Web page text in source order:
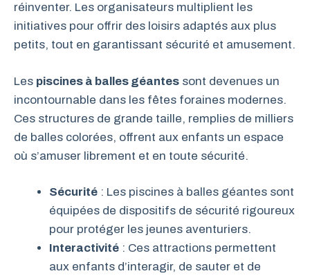
réinventer. Les organisateurs multiplient les
initiatives pour offrir des loisirs adaptés aux plus
petits, tout en garantissant sécurité et amusement.
Les piscines à balles géantes sont devenues un
incontournable dans les fêtes foraines modernes.
Ces structures de grande taille, remplies de milliers
de balles colorées, offrent aux enfants un espace
où s’amuser librement et en toute sécurité.
Sécurité : Les piscines à balles géantes sont
équipées de dispositifs de sécurité rigoureux
pour protéger les jeunes aventuriers.
Interactivité : Ces attractions permettent
aux enfants d’interagir, de sauter et de